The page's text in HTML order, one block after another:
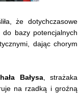
że dotychczasowe
do bazy potencjalnych
dając chorym
Bałysa, strażaka
na rzadką i groźną